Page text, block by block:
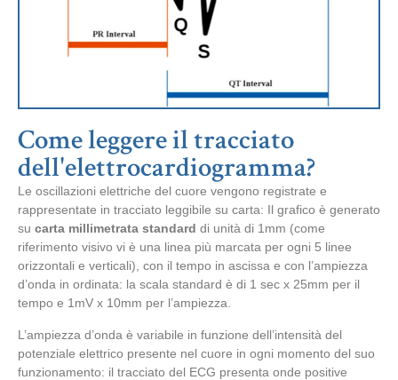
Come leggere il tracciato
dell'elettrocardiogramma?
Le oscillazioni elettriche del cuore vengono registrate e
rappresentate in tracciato leggibile su carta: Il grafico è generato
su carta millimetrata standard di unità di 1mm (come
riferimento visivo vi è una linea più marcata per ogni 5 linee
orizzontali e verticali), con il tempo in ascissa e con l’ampiezza
d’onda in ordinata: la scala standard è di 1 sec x 25mm per il
tempo e 1mV x 10mm per l’ampiezza.
L’ampiezza d’onda è variabile in funzione dell’intensità del
potenziale elettrico presente nel cuore in ogni momento del suo
funzionamento: il tracciato del ECG presenta onde positive